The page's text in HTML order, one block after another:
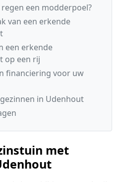
een modderpoel?
van een erkende
een erkende
op een rij
financiering voor uw
in Udenhout
met